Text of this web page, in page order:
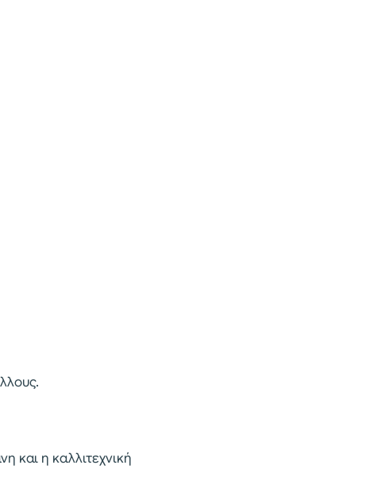
και η καλλιτεχνική